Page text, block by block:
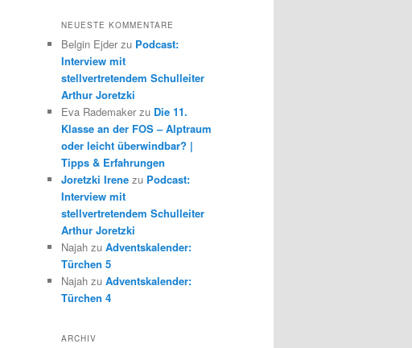
NEUESTE KOMMENTARE
Belgin Ejder zu Podcast:
Interview mit
stellvertretendem Schulleiter
Arthur Joretzki
Eva Rademaker zu Die 11.
Klasse an der FOS – Alptraum
oder leicht überwindbar? |
Tipps & Erfahrungen
Joretzki Irene zu Podcast:
Interview mit
stellvertretendem Schulleiter
Arthur Joretzki
Najah zu Adventskalender:
Türchen 5
Najah zu Adventskalender:
Türchen 4
ARCHIV